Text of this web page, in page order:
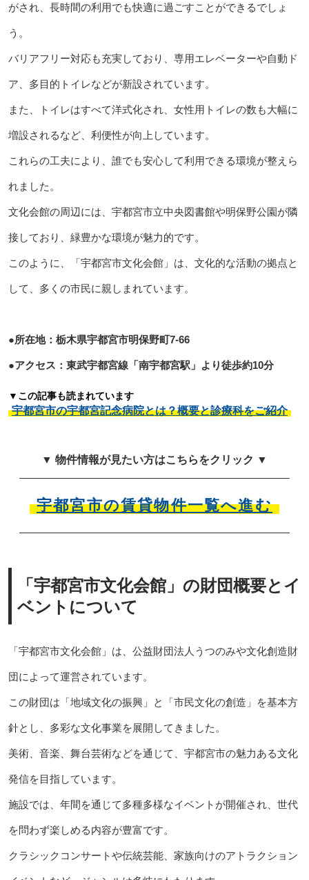
がされ、長時間の利用でも快適に過ごすことができるでしょ
う。
バリアフリー対応も充実しており、専用エレベーターや自動ド
ア、多目的トイレなどが新設されています。
また、トイレはすべて洋式化され、女性用トイレの数も大幅に
増設されるなど、利便性が向上しています。
これらの工夫により、誰でも安心して利用できる環境が整えら
れました。
文化会館の周辺には、宇都宮市立中央図書館や明保野公園が隣
接しており、緑豊かな環境が魅力的です。
このように、「宇都宮市文化会館」は、文化的な活動の拠点と
して、多くの市民に親しまれています。
●所在地：栃木県宇都宮市明保野町7-66
●アクセス：東武宇都宮線「南宇都宮駅」より徒歩約10分
▼この記事も読まれています
宇都宮市の宇都宮記念病院とは？概要と診療科をご紹介
▼ 物件情報が見たい方はこちらをクリック ▼
宇都宮市の賃貸物件一覧へ進む
「宇都宮市文化会館」の財団概要とイ
ベントについて
「宇都宮市文化会館」は、公益財団法人うつのみや文化創造財
団によって運営されています。
この財団は「地域文化の振興」と「市民文化の創造」を基本方
針とし、多彩な文化事業を展開してきました。
美術、音楽、舞台芸術などを通じて、宇都宮市の魅力ある文化
発信を目指しています。
施設では、年間を通じて多種多様なイベントが開催され、世代
を問わず楽しめる内容が豊富です。
クラシックコンサートや伝統芸能、家族向けのアトラクション